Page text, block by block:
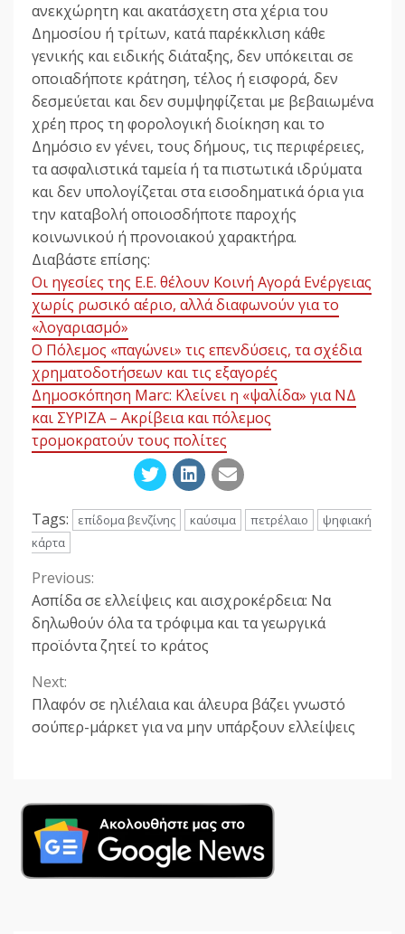
ανεκχώρητη και ακατάσχετη στα χέρια του
Δημοσίου ή τρίτων, κατά παρέκκλιση κάθε
γενικής και ειδικής διάταξης, δεν υπόκειται σε
οποιαδήποτε κράτηση, τέλος ή εισφορά, δεν
δεσμεύεται και δεν συμψηφίζεται με βεβαιωμένα
χρέη προς τη φορολογική διοίκηση και το
Δημόσιο εν γένει, τους δήμους, τις περιφέρειες,
τα ασφαλιστικά ταμεία ή τα πιστωτικά ιδρύματα
και δεν υπολογίζεται στα εισοδηματικά όρια για
την καταβολή οποιοσδήποτε παροχής
κοινωνικού ή προνοιακού χαρακτήρα.
Διαβάστε επίσης:
Οι ηγεσίες της Ε.Ε. θέλουν Κοινή Αγορά Ενέργειας
χωρίς ρωσικό αέριο, αλλά διαφωνούν για το
«λογαριασμό»
Ο Πόλεμος «παγώνει» τις επενδύσεις, τα σχέδια
χρηματοδοτήσεων και τις εξαγορές
Δημοσκόπηση Marc: Κλείνει η «ψαλίδα» για ΝΔ
και ΣΥΡΙΖΑ – Ακρίβεια και πόλεμος
τρομοκρατούν τους πολίτες
Tags: επίδομα βενζίνης καύσιμα πετρέλαιο
ψηφιακή
κάρτα
Continue
Reading
Previous:
Ασπίδα σε ελλείψεις και αισχροκέρδεια: Να
δηλωθούν όλα τα τρόφιμα και τα γεωργικά
προϊόντα ζητεί το κράτος
Next:
Πλαφόν σε ηλιέλαια και άλευρα βάζει γνωστό
σούπερ-μάρκετ για να μην υπάρξουν ελλείψεις